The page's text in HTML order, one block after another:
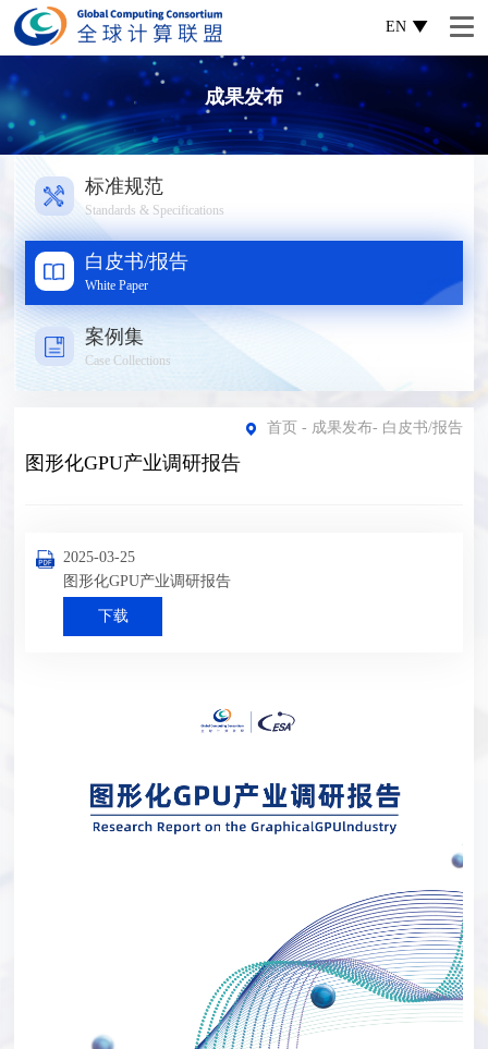
EN
成果发布
标准规范
Standards & Specifications
白皮书/报告
White Paper
案例集
Case Collections
首页 - 成果发布- 白皮书/报告
图形化GPU产业调研报告
2025-03-25
图形化GPU产业调研报告
下载